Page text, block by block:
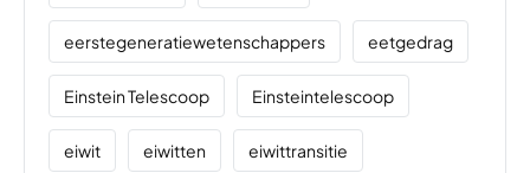
eerstegeneratiewetenschappers eetgedrag
Einstein Telescoop Einsteintelescoop
eiwit eiwitten eiwittransitie